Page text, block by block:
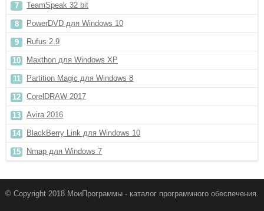
TeamSpeak 32 bit
PowerDVD для Windows 10
Rufus 2.9
Maxthon для Windows XP
Partition Magic для Windows 8
CorelDRAW 2017
Avira 2016
BlackBerry Link для Windows 10
Nmap для Windows 7
© Copyright 2018 МоиПрограммы - каталог программного обеспечения.